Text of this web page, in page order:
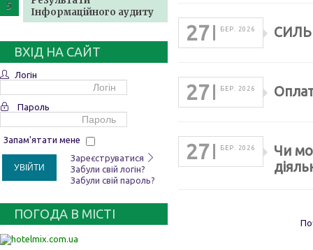
Інформаційного аудиту
ВХІД НА САЙТ
Логін
Пароль
Запам'ятати мене
УВІЙТИ
Зареєструватися
Забули свій логін?
Забули свій пароль?
ПОГОДА В МІСТІ
27 БЕР. 2026
27 БЕР. 2026
27 БЕР. 2026
Чи